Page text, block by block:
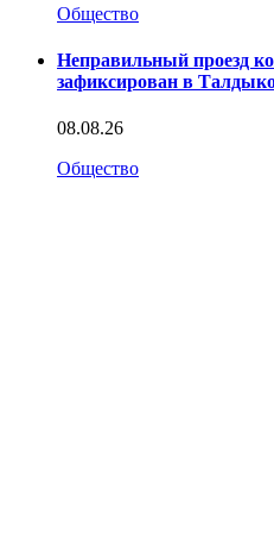
Общество
Неправильный проезд
зафиксирован в
08.08.26
Общество